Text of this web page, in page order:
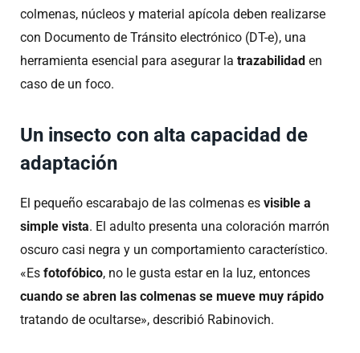
colmenas, núcleos y material apícola deben realizarse
con Documento de Tránsito electrónico (DT-e), una
herramienta esencial para asegurar la trazabilidad en
caso de un foco.
Un insecto con alta capacidad de
adaptación
El pequeño escarabajo de las colmenas es visible a
simple vista. El adulto presenta una coloración marrón
oscuro casi negra y un comportamiento característico.
«Es fotofóbico, no le gusta estar en la luz, entonces
cuando se abren las colmenas se mueve muy rápido
tratando de ocultarse», describió Rabinovich.